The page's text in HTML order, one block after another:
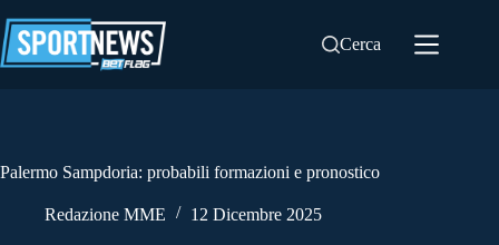
al
contenuto
Cerca
Palermo Sampdoria: probabili formazioni e pronostico
Redazione MME 12 Dicembre 2025